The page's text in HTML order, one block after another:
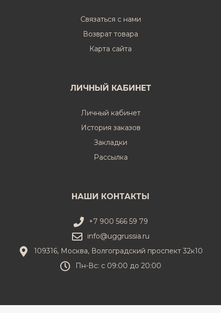
Связаться с нами
Возврат товара
Карта сайта
ЛИЧНЫЙ КАБИНЕТ
Личный кабинет
История заказов
Закладки
Рассылка
НАШИ КОНТАКТЫ
+7 900 566 59 79
info@uggrussia.ru
109316, Москва, Волгоградский проспект 32к10
Пн-Вс: с 09:00 до 20:00